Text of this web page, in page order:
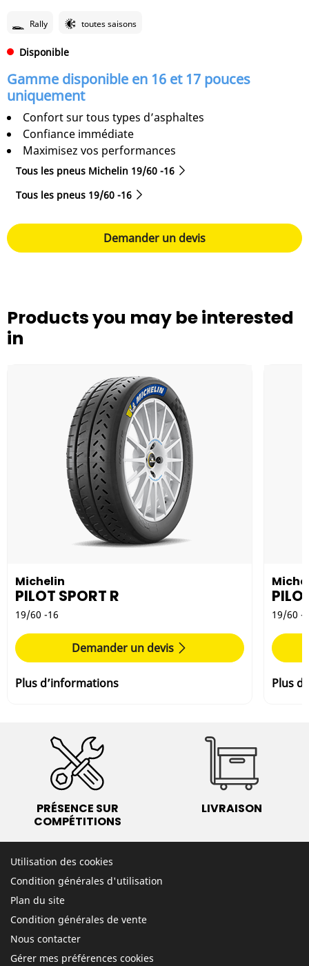
Rally toutes saisons
Disponible
Gamme disponible en 16 et 17 pouces
uniquement
Confort sur tous types d’asphaltes
Confiance immédiate
Maximisez vos performances
Tous les pneus Michelin 19/60 -16
Tous les pneus‎ 19/60 -16
Demander un devis
Products you may be interested
in
Michelin
PILOT SPORT R
19/60 -16
Demander un devis
Plus d’informations
19/60 -
Plus
PRÉSENCE SUR
COMPÉTITIONS
LIVRAISON
Utilisation des cookies
Condition générales d'utilisation
Plan du site
Condition générales de vente
Nous contacter
Gérer mes préférences cookies